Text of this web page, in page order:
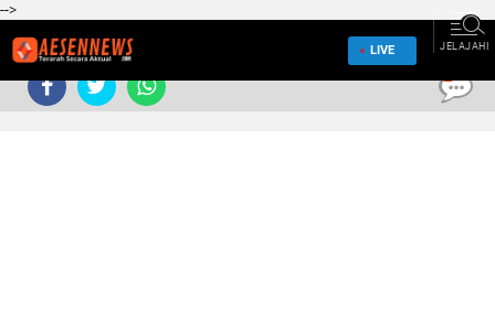
-->
LIVE JELAJAHI